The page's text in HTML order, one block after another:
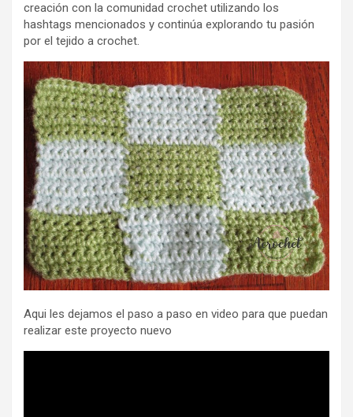
creación con la comunidad crochet utilizando los
hashtags mencionados y continúa explorando tu pasión
por el tejido a crochet.
Aqui les dejamos el paso a paso en video para que puedan
realizar este proyecto nuevo